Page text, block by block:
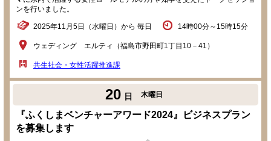
ンを行いました。
2025年11月5日（水曜日）から 毎日 14時00分～15時15分
ウェディング エルティ（福島市野田町1丁目10－41）
共生社会・女性活躍推進課
20 日 木曜日
『ふくしまベンチャーアワード2024』ビジネスプラン
を募集します